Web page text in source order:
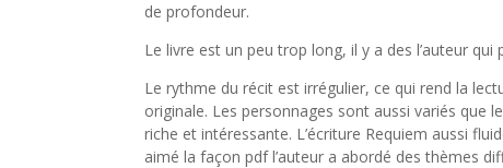
de profondeur.
Le livre est un peu trop long, il y a des l’auteur
Le rythme du récit est irrégulier, ce qui rend la
originale. Les personnages sont aussi variés que
riche et intéressante. L’écriture Requiem aussi
aimé la façon pdf l’auteur a abordé des thèmes